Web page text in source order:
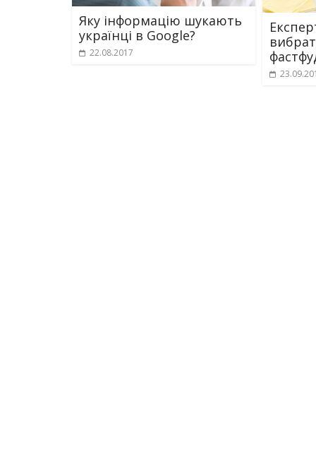
Яку інформацію шукають
українці в Google?
22.08.2017